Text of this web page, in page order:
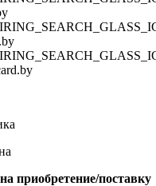
приобретение/поставку